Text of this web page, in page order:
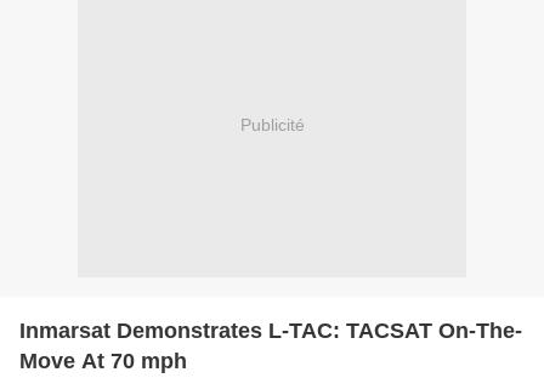
Publicité
Inmarsat Demonstrates L-TAC: TACSAT On-The-
Move At 70 mph